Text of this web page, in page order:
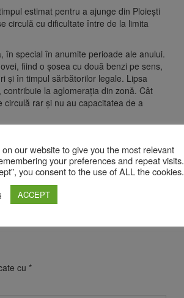
estimat pentru a ajunge din Ploiești
circulă cu dificultate între de la limita
în special în anumite perioade ale anului.
fiind o șosea cu două benzi pe sens,
și în timpul sărbătorilor legale. Lipsa
la aglomerația din zonă. Cât
rar și nu au capacitatea de a
estică a Transilvaniei
de pe DN1-Valea Prahovei. Astăzi,
pentru a tranzita zona Ploiești –
cu *
our website to give you the most relevant
your preferences and repeat visits.
you consent to the use of ALL the cookies.
ACCEPT